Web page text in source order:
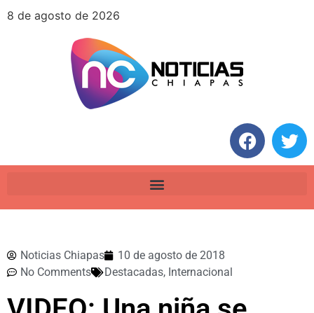
8 de agosto de 2026
Noticias Chiapas
10 de agosto de 2018
No Comments
Destacadas, Internacional